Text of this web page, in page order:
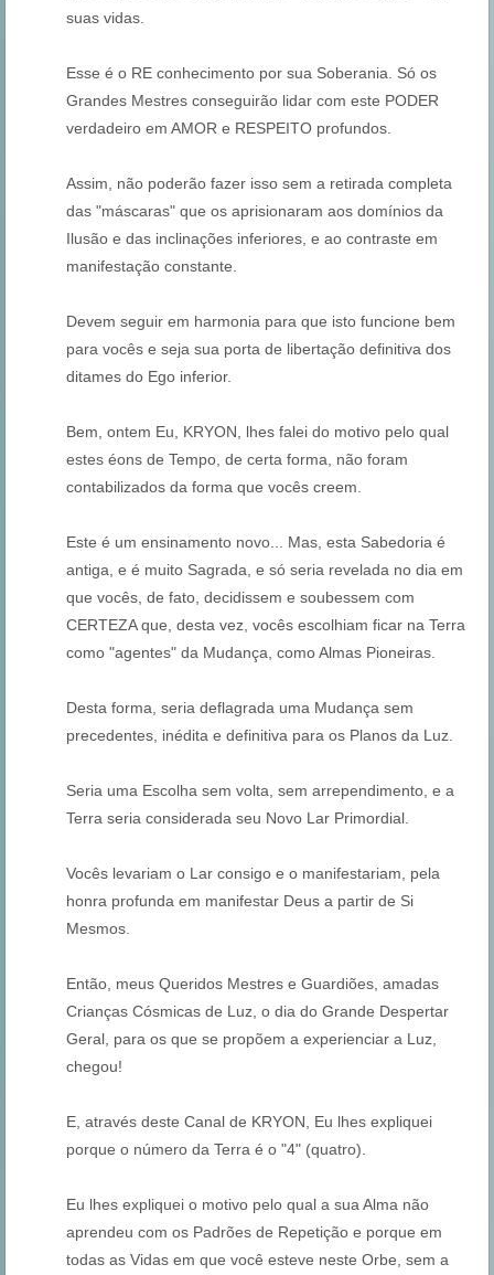
suas vidas.
Esse é o RE conhecimento por sua Soberania. Só os
Grandes Mestres conseguirão lidar com este PODER
verdadeiro em AMOR e RESPEITO profundos.
Assim, não poderão fazer isso sem a retirada completa
das "máscaras" que os aprisionaram aos domínios da
Ilusão e das inclinações inferiores, e ao contraste em
manifestação constante.
Devem seguir em harmonia para que isto funcione bem
para vocês e seja sua porta de libertação definitiva dos
ditames do Ego inferior.
Bem, ontem Eu, KRYON, lhes falei do motivo pelo qual
estes éons de Tempo, de certa forma, não foram
contabilizados da forma que vocês creem.
Este é um ensinamento novo... Mas, esta Sabedoria é
antiga, e é muito Sagrada, e só seria revelada no dia em
que vocês, de fato, decidissem e soubessem com
CERTEZA que, desta vez, vocês escolhiam ficar na Terra
como "agentes" da Mudança, como Almas Pioneiras.
Desta forma, seria deflagrada uma Mudança sem
precedentes, inédita e definitiva para os Planos da Luz.
Seria uma Escolha sem volta, sem arrependimento, e a
Terra seria considerada seu Novo Lar Primordial.
Vocês levariam o Lar consigo e o manifestariam, pela
honra profunda em manifestar Deus a partir de Si
Mesmos.
Então, meus Queridos Mestres e Guardiões, amadas
Crianças Cósmicas de Luz, o dia do Grande Despertar
Geral, para os que se propõem a experienciar a Luz,
chegou!
E, através deste Canal de KRYON, Eu lhes expliquei
porque o número da Terra é o "4" (quatro).
Eu lhes expliquei o motivo pelo qual a sua Alma não
aprendeu com os Padrões de Repetição e porque em
todas as Vidas em que você esteve neste Orbe, sem a